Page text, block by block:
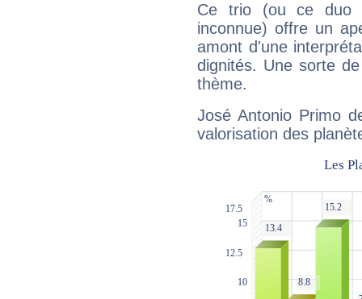
Ce trio (ou ce duo
inconnue) offre un
amont d'une
dignités. Une sorte
thème.
José Antonio Primo
valorisation des